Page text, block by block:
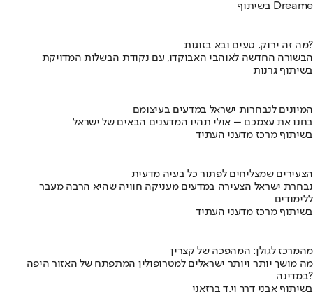
בשיתוף Dreame
מה זה ירוק, טעים ובא בזוגות?
הבשורה החדשה לאוהבי האבוקדו, עם נקודת הבשלות המדויקת
בשיתוף גרנות
המיונים לנבחרות ישראל במדעים בעיצומם
בחנו את עצמכם – אולי תהיו המדענים הבאים של ישראל
בשיתוף מרכז מדעני העתיד
הצעירים שמצליחים לפתור כל בעיה מדעית
נבחרת ישראל הצעירה במדעים מעניקה חוויה שהיא הרבה מעבר
ללימודים
בשיתוף מרכז מדעני העתיד
מהמרכז לגולן: המהפכה של קצרין
מה מושך יותר ויותר ישראלים למטרופולין המתפתח של האזור היפה
במדינה?
בשיתוף אבני דרך וי.ד ברזאני